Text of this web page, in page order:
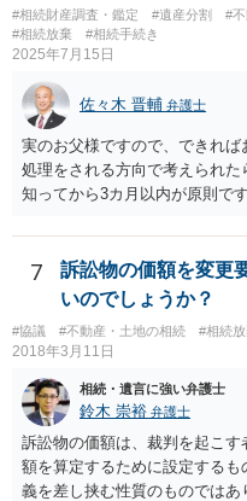
#相続財産調査・鑑定 #遺産分割 #
#相続放棄
#相続手続き
2025年7月15日
佐々木 晋輔 弁護士
実のお父様ですので、できれ
処理をされる方向で考えられた
知ってから3カ月以内が原則で
放棄するかどうか決めること
することはありませんので、
ありません。 なお、私が扱っ
伸長して調査したところ、サ
つかったため相続したという事
7
訴訟物の価額を変更
いのでしょうか？
#協議 #不動産・土地の相続 #相続放
2018年3月11日
相続・遺言に強い弁護士
鈴木 崇裕 弁護士
訴訟物の価額は、裁判を起こ
額を算定するために設定する
義を差し挟む性質のものでは